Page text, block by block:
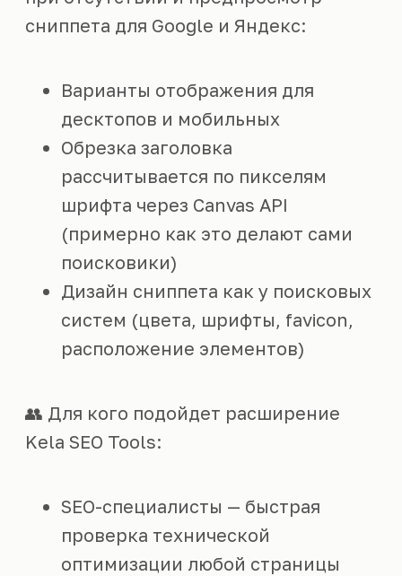
сниппета для Google и Яндекс:
Варианты отображения для
десктопов и мобильных
Обрезка заголовка
рассчитывается по пикселям
шрифта через Canvas API
(примерно как это делают сами
поисковики)
Дизайн сниппета как у поисковых
систем (цвета, шрифты, favicon,
расположение элементов)
👥 Для кого подойдет расширение
Kela SEO Tools:
SEO-специалисты — быстрая
проверка технической
оптимизации любой страницы